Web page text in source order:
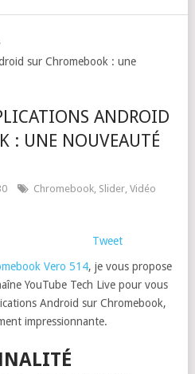
sur Chromebook : une
ANDROID
: UNE NOUVEAUTÉ
Chromebook, Slider, Vidéo
Tweet
Vero 514, je vous propose
YouTube Tech Live pour vous
Android sur Chromebook,
impressionnante.